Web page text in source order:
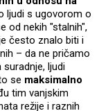
ljudi s ugovorom o
od nekih "stalnih",
često znalo biti i
– da ne pričamo
ljudi
se maksimalno
tim vanjskim
režije i raznih